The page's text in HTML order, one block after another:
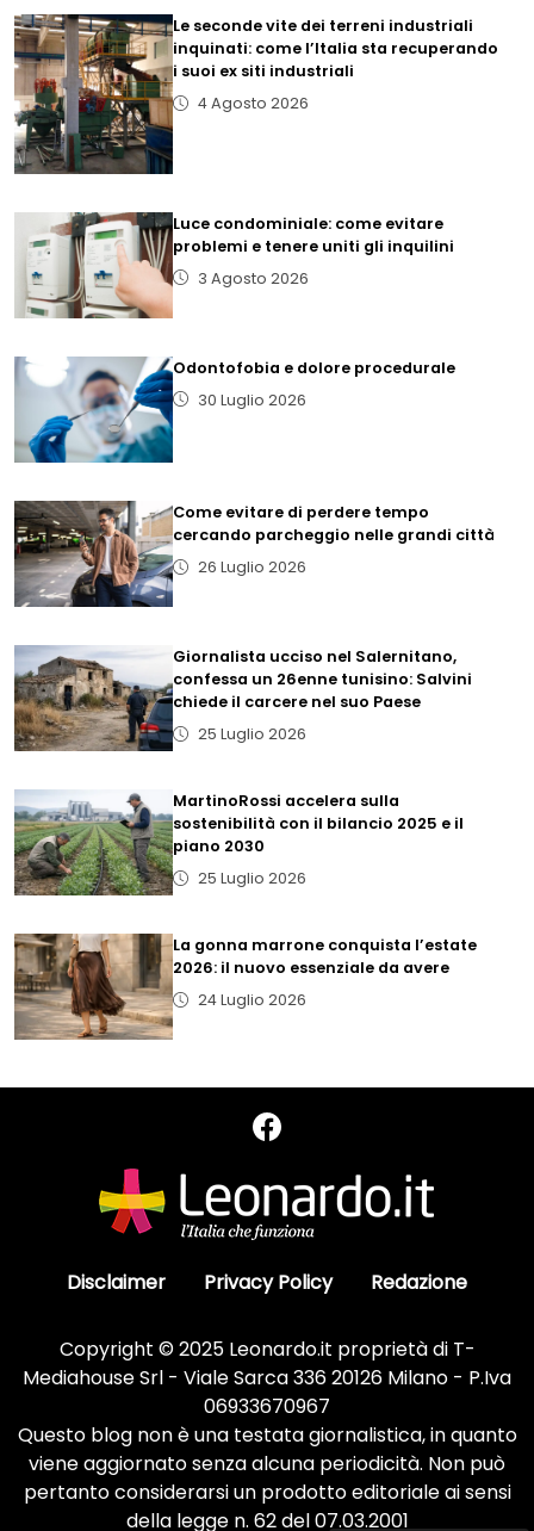
Le seconde vite dei terreni industriali
inquinati: come l’Italia sta recuperando
i suoi ex siti industriali
4 Agosto 2026
Luce condominiale: come evitare
problemi e tenere uniti gli inquilini
3 Agosto 2026
Odontofobia e dolore procedurale
30 Luglio 2026
Come evitare di perdere tempo
cercando parcheggio nelle grandi città
26 Luglio 2026
Giornalista ucciso nel Salernitano,
confessa un 26enne tunisino: Salvini
chiede il carcere nel suo Paese
25 Luglio 2026
MartinoRossi accelera sulla
sostenibilità con il bilancio 2025 e il
piano 2030
25 Luglio 2026
La gonna marrone conquista l’estate
2026: il nuovo essenziale da avere
24 Luglio 2026
Disclaimer Privacy Policy Redazione
Copyright © 2025 Leonardo.it proprietà di T-
Mediahouse Srl - Viale Sarca 336 20126 Milano - P.Iva
06933670967
Questo blog non è una testata giornalistica, in quanto
viene aggiornato senza alcuna periodicità. Non può
pertanto considerarsi un prodotto editoriale ai sensi
della legge n. 62 del 07.03.2001